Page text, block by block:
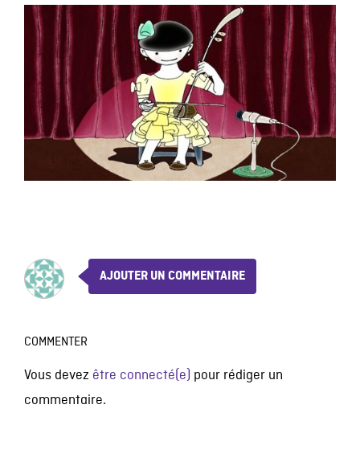
AJOUTER UN COMMENTAIRE
COMMENTER
Vous devez être connecté(e) pour rédiger un
commentaire.